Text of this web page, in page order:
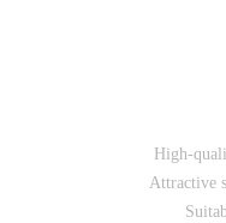
High-
Attractive